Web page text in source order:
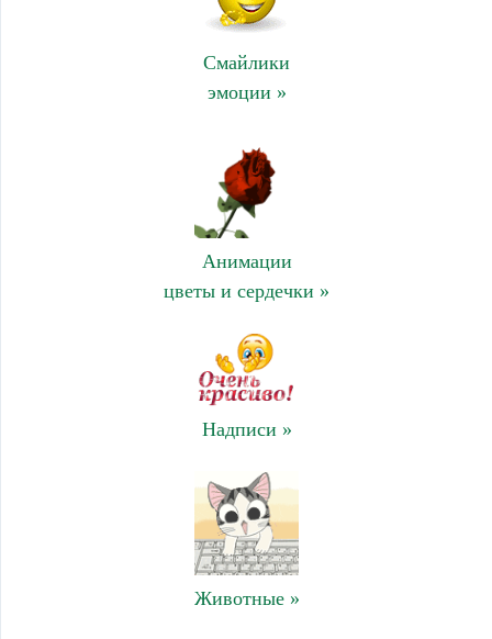
Смайлики
эмоции »
Анимации
цветы и сердечки »
Надписи »
Животные »